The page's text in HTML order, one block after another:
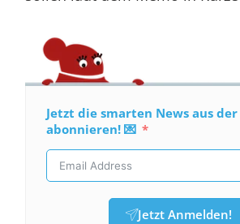
Jetzt die smarten News aus
abonnieren! 💌
Jetzt Anmelden!